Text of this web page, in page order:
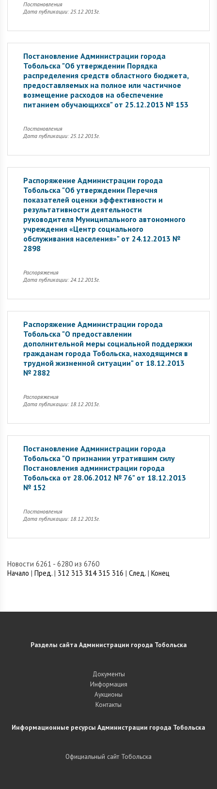
Постановления
Дата публикации: 25.12.2013г.
Постановление Администрации города
Тобольска "Об утверждении Порядка
распределения средств областного бюджета,
предоставляемых на полное или частичное
возмещение расходов на обеспечение
питанием обучающихся" от 25.12.2013 № 153
Постановления
Дата публикации: 25.12.2013г.
Распоряжение Администрации города
Тобольска "Об утверждении Перечня
показателей оценки эффективности и
результативности деятельности
руководителя Муниципального автономного
учреждения «Центр социального
обслуживания населения»" от 24.12.2013 №
2898
Распоряжения
Дата публикации: 24.12.2013г.
Распоряжение Администрации города
Тобольска "О предоставлении
дополнительной меры социальной поддержки
гражданам города Тобольска, находящимся в
трудной жизненной ситуации" от 18.12.2013
№ 2882
Распоряжения
Дата публикации: 18.12.2013г.
Постановление Администрации города
Тобольска "О признании утратившим силу
Постановления администрации города
Тобольска от 28.06.2012 № 76" от 18.12.2013
№ 152
Постановления
Дата публикации: 18.12.2013г.
Новости 6261 - 6280 из 6760
Начало | Пред. | 312 313 314 315 316 | След. | Конец
Разделы сайта Администрации города Тобольска
Документы
Информация
Аукционы
Контакты
Информационные ресурсы Администрации города Тобольска
Официальный сайт Тобольска